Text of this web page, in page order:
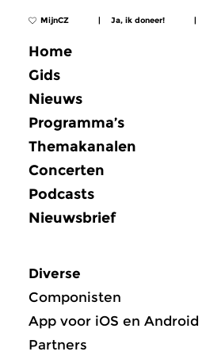
MijnCZ | Ja, ik doneer! |
Home
Gids
Nieuws
Programma’s
Themakanalen
Concerten
Podcasts
Nieuwsbrief
Diverse
Componisten
App voor iOS en Android
Partners